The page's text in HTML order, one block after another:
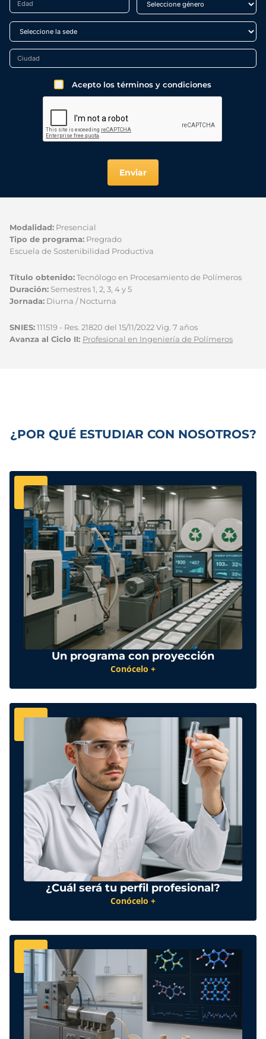
Acepto los términos y condiciones
Enviar
Modalidad: Presencial
Tipo de programa: Pregrado
Escuela de Sostenibilidad Productiva
Título obtenido:Tecnólogo en Procesamiento de Polímeros
Duración: Semestres 1, 2, 3, 4 y 5
Jornada: Diurna / Nocturna
SNIES:111519 - Res. 21820 del 15/11/2022 Vig. 7 años
Avanza al Ciclo II: Profesional en Ingeniería de Polímeros
¿POR QUÉ ESTUDIAR CON NOSOTROS?
Un programa con proyección
Conócelo +
¿Cuál será tu perfil profesional?
Conócelo +